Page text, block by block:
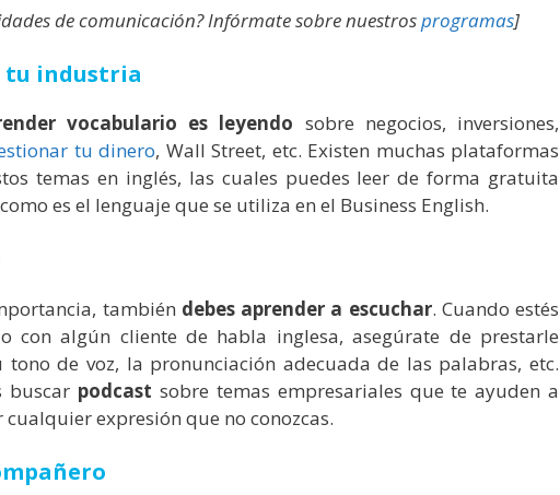
de comunicación? Infórmate sobre nuestrosprogramas]
tu industria
vocabulario es leyendo sobre negocios, inversiones,
tu dinero, Wall Street, etc. Existen muchas plataformas
temas en inglés, las cuales puedes leer de forma gratuita
es el lenguaje que se utiliza en el Business English.
también debes aprender a escuchar. Cuando estés
con algún cliente de habla inglesa, asegúrate de prestarle
de voz, la pronunciación adecuada de las palabras, etc.
buscar podcast sobre temas empresariales que te ayuden a
expresión que no conozcas.